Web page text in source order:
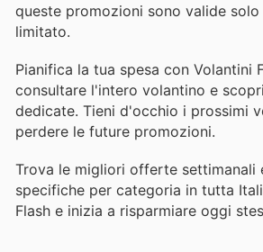
queste promozioni sono valide
limitato.
Pianifica la tua spesa con Volantini
consultare l'intero volantino e
dedicate. Tieni d'occhio i prossimi
perdere le future promozioni.
Trova le migliori offerte settimanali
specifiche per categoria in tutta
Flash e inizia a risparmiare oggi